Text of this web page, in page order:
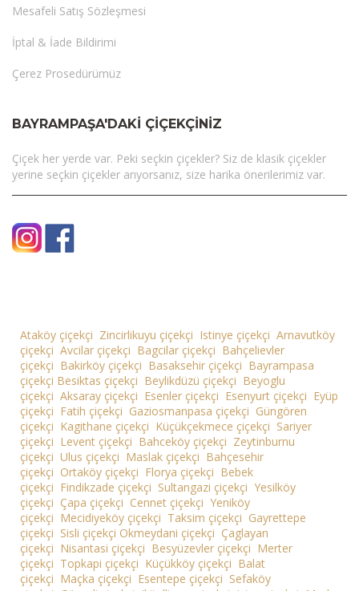
Mesafeli Satış Sözleşmesi
İptal & İade Bildirimi
Çerez Prosedürümüz
BAYRAMPAŞA'DAKI ÇIÇEKÇINIZ
Çiçek her yerde var. Peki seçkin çiçekler? Siz de klasik çiçekler
yerine seçkin çiçekler arıyorsanız, size harika önerilerimiz var.
Ataköy çiçekçi Zincirlikuyu çiçekçi Istinye çiçekçi Arnavutköy
çiçekçi Avcilar çiçekçi Bagcilar çiçekçi Bahçelievler
çiçekçi Bakirköy çiçekçi Basaksehir çiçekçi Bayrampasa
çiçekçi Besiktas çiçekçi Beylikdüzü çiçekçi Beyoglu
çiçekçi Aksaray çiçekçi Esenler çiçekçi Esenyurt çiçekçi Eyüp
çiçekçi Fatih çiçekçi Gaziosmanpasa çiçekçi Güngören
çiçekçi Kagithane çiçekçi Küçükçekmece çiçekçi Sariyer
çiçekçi Levent çiçekçi Bahceköy çiçekçi Zeytinburnu
çiçekçi Ulus çiçekçi Maslak çiçekçi Bahçesehir
çiçekçi Ortaköy çiçekçi Florya çiçekçi Bebek
çiçekçi Findikzade çiçekçi Sultangazi çiçekçi Yesilköy
çiçekçi Çapa çiçekçi Cennet çiçekçi Yeniköy
çiçekçi Mecidiyeköy çiçekçi Taksim çiçekçi Gayrettepe
çiçekçi Sisli çiçekçi Okmeydani çiçekçi Çaglayan
çiçekçi Nisantasi çiçekçi Besyüzevler çiçekçi Merter
çiçekçi Topkapi çiçekçi Küçükköy çiçekçi Balat
çiçekçi Maçka çiçekçi Esentepe çiçekçi Sefaköy